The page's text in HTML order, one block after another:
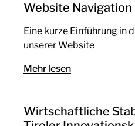
Website Navigation
Eine kurze Einführung in
unserer Website
Mehr lesen
Wirtschaftliche